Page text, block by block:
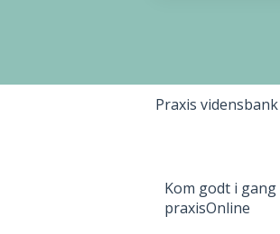
Praxis vidensbank
Kom godt i gang
praxisOnline